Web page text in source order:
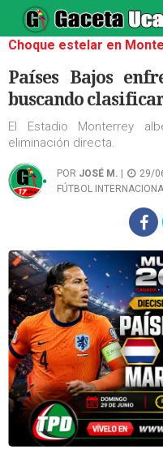
Choque estelar en
Países Bajos
buscando
El Estadio Monterrey
eliminación directa.
POR JOSÉ M.
29/
FÚTBOL